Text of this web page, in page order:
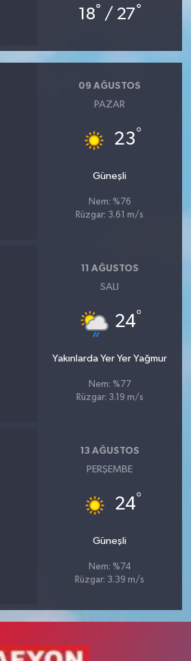
18° / 27°
09 AĞUSTOS
PAZAR
23°
Güneşli
Nem: %76
Rüzgar: 3.61 m/s
11 AĞUSTOS
SALI
24°
Yakınlarda Yer Yer Yağmur
Nem: %77
Rüzgar: 3.19 m/s
13 AĞUSTOS
PERŞEMBE
24°
Güneşli
Nem: %74
Rüzgar: 3.39 m/s